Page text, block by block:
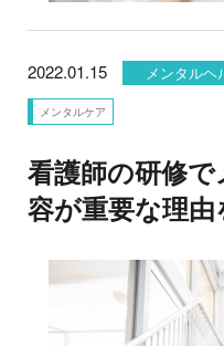
2022.01.15 メンタルヘ
メンタルケア
看護師の研修
容が重要な理由